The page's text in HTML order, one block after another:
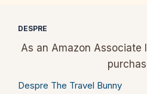
DESPRE
As an Amazon Associate
Despre The Travel Bunny